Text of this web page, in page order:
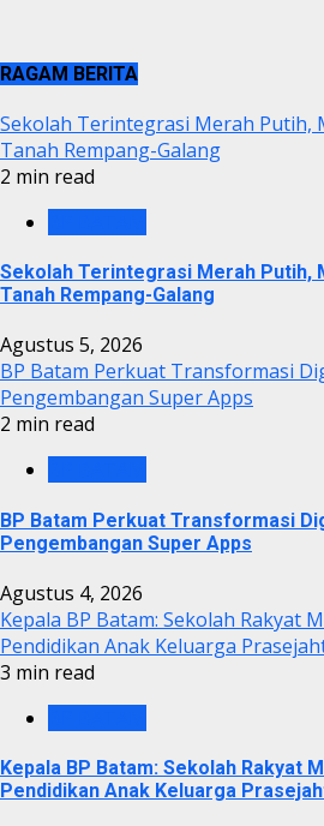
RAGAM BERITA
Sekolah Terintegrasi Merah Putih,
Tanah Rempang-Galang
2 min read
Sekolah Terintegrasi Merah Putih,
Tanah Rempang-Galang
Agustus 5, 2026
BP Batam Perkuat Transformasi
Pengembangan Super Apps
2 min read
BP Batam Perkuat Transformasi
Pengembangan Super Apps
Agustus 4, 2026
Kepala BP Batam: Sekolah Rakyat
Pendidikan Anak Keluarga
3 min read
Kepala BP Batam: Sekolah Rakyat
Pendidikan Anak Keluarga